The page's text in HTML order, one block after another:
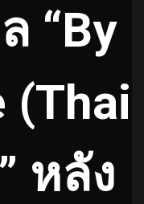
“By
(Thai
หลัง